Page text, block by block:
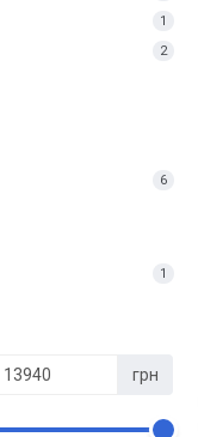
1
2
6
1
грн